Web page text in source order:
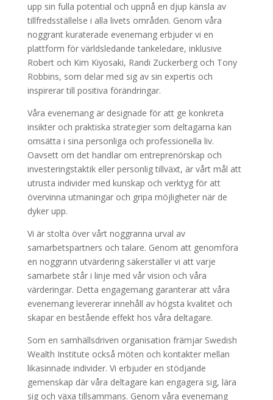
upp sin fulla potential och uppnå en djup känsla av
tillfredsställelse i alla livets områden. Genom våra
noggrant kuraterade evenemang erbjuder vi en
plattform för världsledande tankeledare, inklusive
Robert och Kim Kiyosaki, Randi Zuckerberg och Tony
Robbins, som delar med sig av sin expertis och
inspirerar till positiva förändringar.
Våra evenemang är designade för att ge konkreta
insikter och praktiska strategier som deltagarna kan
omsätta i sina personliga och professionella liv.
Oavsett om det handlar om entreprenörskap och
investeringstaktik eller personlig tillväxt, är vårt mål att
utrusta individer med kunskap och verktyg för att
övervinna utmaningar och gripa möjligheter när de
dyker upp.
Vi är stolta över vårt noggranna urval av
samarbetspartners och talare. Genom att genomföra
en noggrann utvärdering säkerställer vi att varje
samarbete står i linje med vår vision och våra
värderingar. Detta engagemang garanterar att våra
evenemang levererar innehåll av högsta kvalitet och
skapar en bestående effekt hos våra deltagare.
Som en samhällsdriven organisation främjar Swedish
Wealth Institute också möten och kontakter mellan
likasinnade individer. Vi erbjuder en stödjande
gemenskap där våra deltagare kan engagera sig, lära
sig och växa tillsammans. Genom våra evenemang